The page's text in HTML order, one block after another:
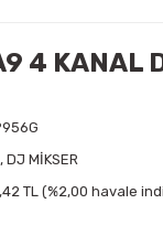
4 KANAL
, DJ MİKSER
TL (%2,00 havale